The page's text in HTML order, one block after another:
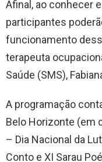
Afinal, ao conhecer
participantes
funcionamento
terapeuta
Saúde (SMS),
A programação
Belo Horizonte (em
– Dia Nacional da
Conto e XI Sarau